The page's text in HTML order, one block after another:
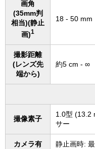
画角
(35mm判
相当)(静止
画)1
18 - 50 mm
撮影距離
(レンズ先
端から)
約5 cm - ∞
撮像素子
1.0型 (13.2
サー
カメラ有
静止画時: